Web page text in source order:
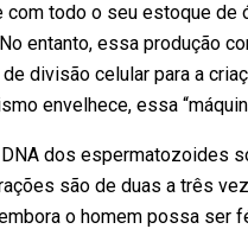
com todo o seu estoque
entanto, essa produção
divisão celular para a
envelhece, essa
dos espermatozoides
são de duas a três
o homem possa ser